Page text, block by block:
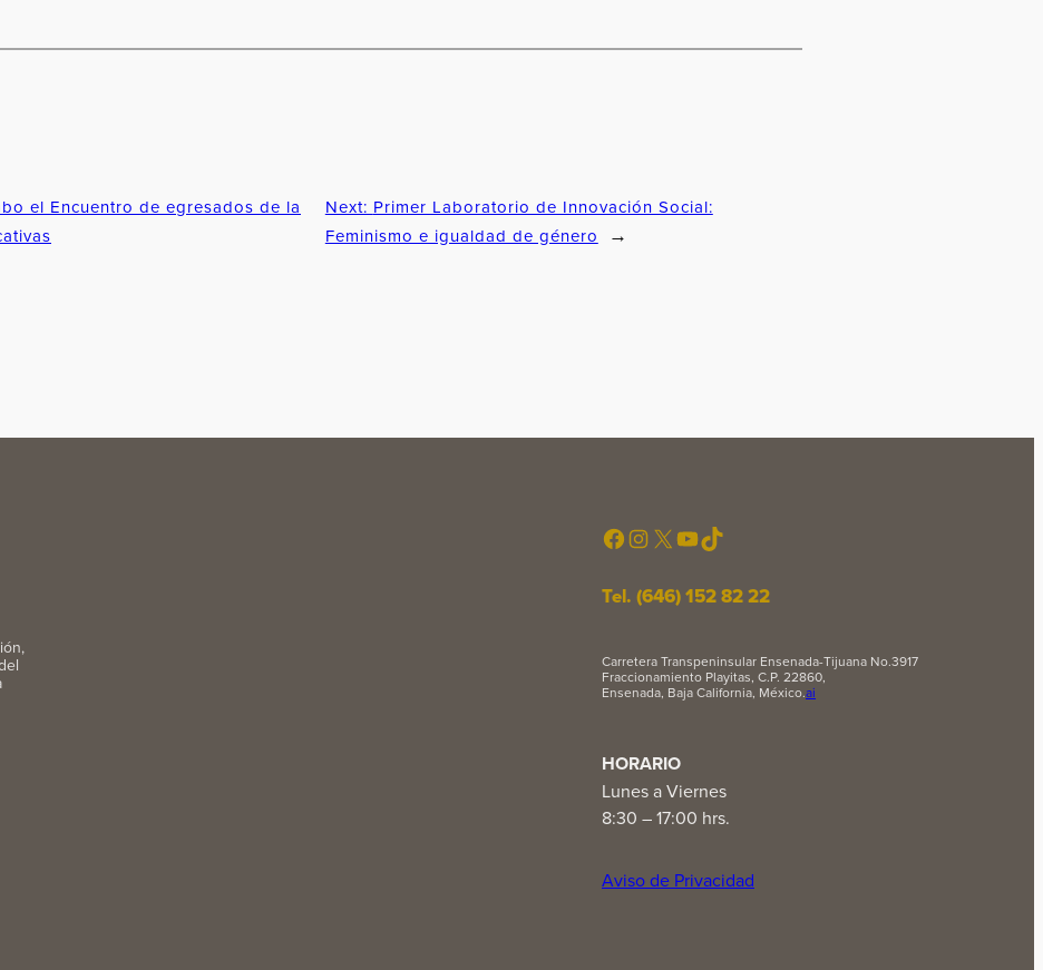
el Encuentro de egresados de la
Next: Primer Laboratorio de Innovación Social:
Feminismo e igualdad de género
→
Facebook Instagram X YouTube TikTok
Tel. (646) 152 82 22
Carretera Transpeninsular Ensenada-Tijuana No.3917
Fraccionamiento Playitas, C.P. 22860,
Ensenada, Baja California, México.ai
HORARIO
Lunes a Viernes
8:30 – 17:00 hrs.
Aviso de Privacidad